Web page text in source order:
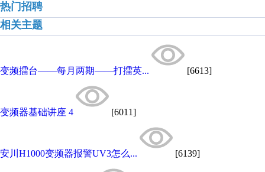
热门招聘
相关主题
变频擂台——每月两期——打擂英... [6613]
变频器基础讲座 4 [6011]
安川H1000变频器报警UV3怎么... [6139]